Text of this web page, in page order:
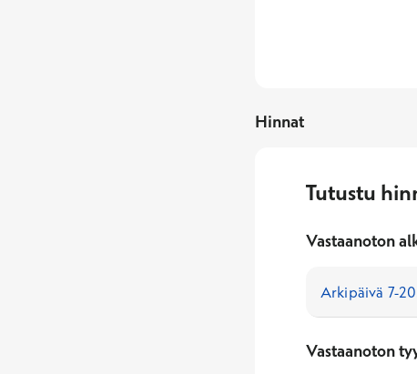
Hinnat
Tutustu
Vastaanoton
Vastaanoton